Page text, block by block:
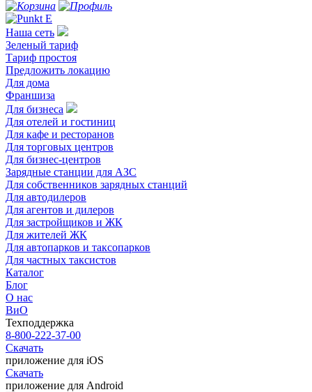
Наша сеть
Зеленый тариф
Тариф простоя
Предложить локацию
Для дома
Франшиза
Для бизнеса
Для отелей и гостиниц
Для кафе и ресторанов
Для торговых центров
Для бизнес-центров
Зарядные станции для АЗС
Для собственников зарядных станций
Для автодилеров
Для агентов и дилеров
Для застройщиков и ЖК
Для жителей ЖК
Для автопарков и таксопарков
Для частных таксистов
Каталог
Блог
О нас
ВиО
Техподдержка
8-800-222-37-00
Скачать
приложение для iOS
Скачать
приложение для Android